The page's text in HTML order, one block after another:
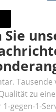
zu
gegen-1-